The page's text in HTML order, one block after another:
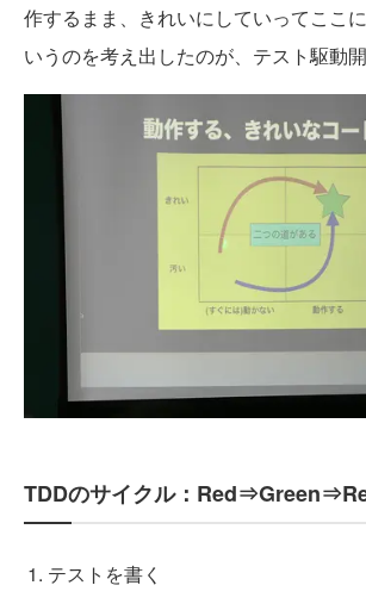
作するまま、きれいにしていってここ
いうのを考え出したのが、テスト駆動開
TDDのサイクル：
テストを書く